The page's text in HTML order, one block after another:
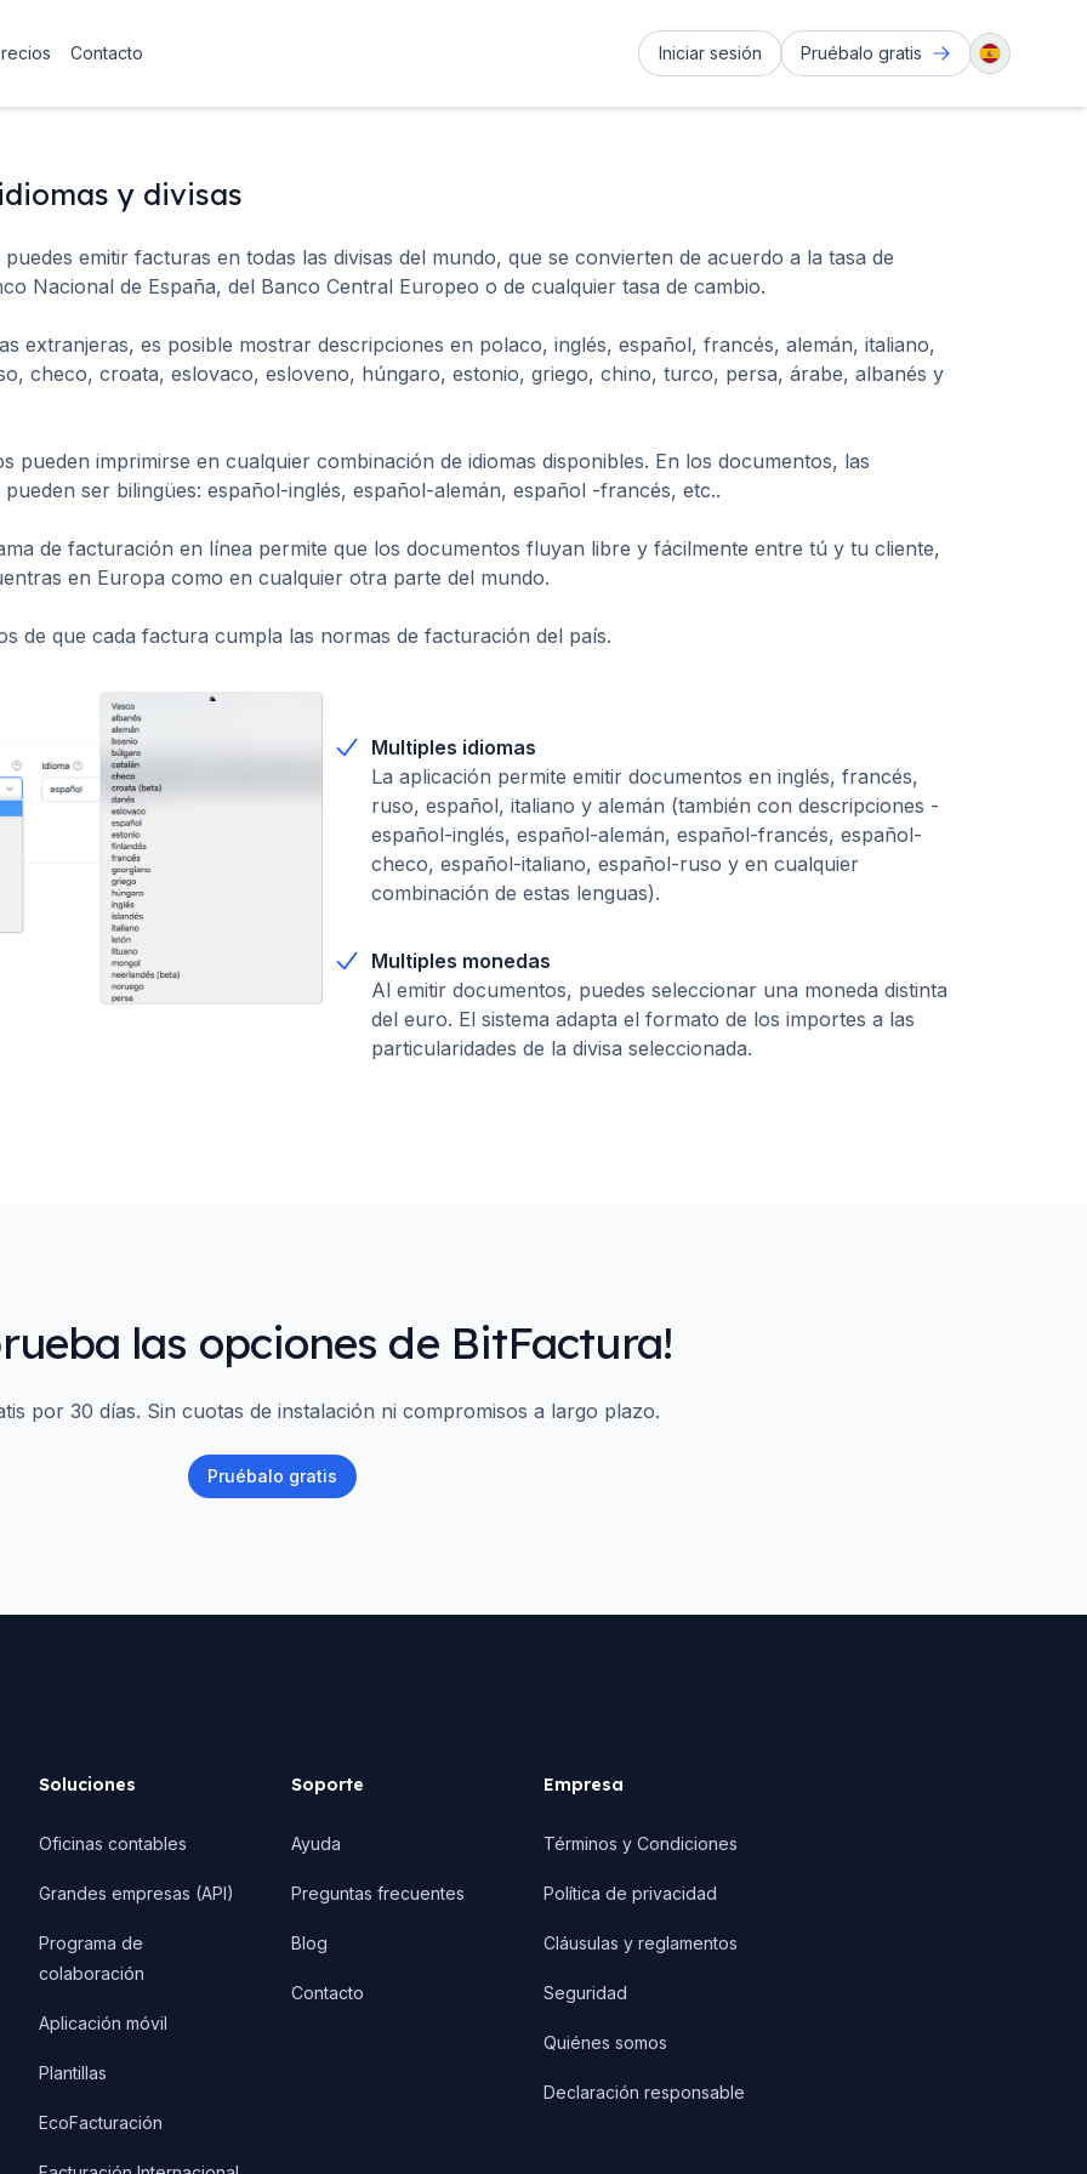
Contacto Iniciar sesión Pruébalo gratis
y divisas
emitir facturas en todas las divisas del mundo, que se convierten de acuerdo a la tasa de
Nacional de España, del Banco Central Europeo o de cualquier tasa de cambio.
extranjeras, es posible mostrar descripciones en polaco, inglés, español, francés, alemán, italiano,
checo, croata, eslovaco, esloveno, húngaro, estonio, griego, chino, turco, persa, árabe, albanés y
pueden imprimirse en cualquier combinación de idiomas disponibles. En los documentos, las
ser bilingües: español-inglés, español-alemán, español -francés, etc..
de facturación en línea permite que los documentos fluyan libre y fácilmente entre tú y tu cliente,
en Europa como en cualquier otra parte del mundo.
de que cada factura cumpla las normas de facturación del país.
Multiples idiomas
La aplicación permite emitir documentos en inglés, francés,
ruso, español, italiano y alemán (también con descripciones -
español-inglés, español-alemán, español-francés, español-
checo, español-italiano, español-ruso y en cualquier
combinación de estas lenguas).
Multiples monedas
Al emitir documentos, puedes seleccionar una moneda distinta
del euro. El sistema adapta el formato de los importes a las
particularidades de la divisa seleccionada.
las opciones de BitFactura!
por 30 días. Sin cuotas de instalación ni compromisos a largo plazo.
Pruébalo gratis
Soluciones
Oficinas contables
Grandes empresas (API)
Programa de
colaboración
Aplicación móvil
Plantillas
EcoFacturación
Soporte
Ayuda
Preguntas frecuentes
Blog
Contacto
Empresa
Términos y Condiciones
Política de privacidad
Cláusulas y reglamentos
Seguridad
Quiénes somos
Declaración responsable